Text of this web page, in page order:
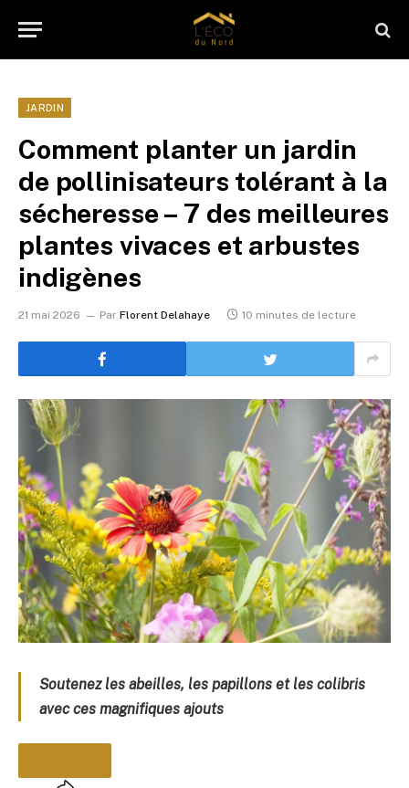
JARDIN
Comment planter un jardin
de pollinisateurs tolérant à la
sécheresse – 7 des meilleures
plantes vivaces et arbustes
indigènes
21 mai 2026 Par Florent Delahaye 10 minutes de lecture
Soutenez les abeilles, les papillons et les colibris
avec ces magnifiques ajouts